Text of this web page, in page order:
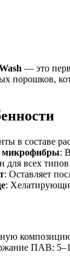
— это
порошков,
в составе
микрофибры:
для всех
: Оставляет
:
ПАВ: